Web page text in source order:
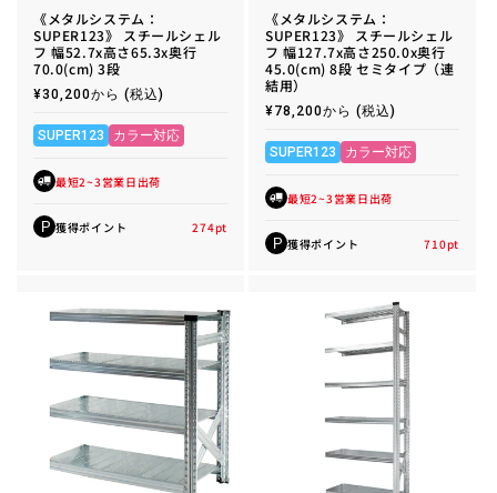
《メタルシステム：
SUPER123》 スチールシェル
フ 幅52.7x高さ65.3x奥行
70.0(cm) 3段
通
価
格
¥30,200から (税込)
SUPER123 カラー対応
最短2~3営業日出荷
P 獲得ポイント 274pt
《メタルシステム：
SUPER123》 スチールシェル
フ 幅127.7x高さ250.0x奥行
45.0(cm) 8段 セミタイプ（連
結用）
通
価
格
¥78,200から (税込)
SUPER123 カラー対応
最短2~3営業日出荷
P 獲得ポイント 710pt